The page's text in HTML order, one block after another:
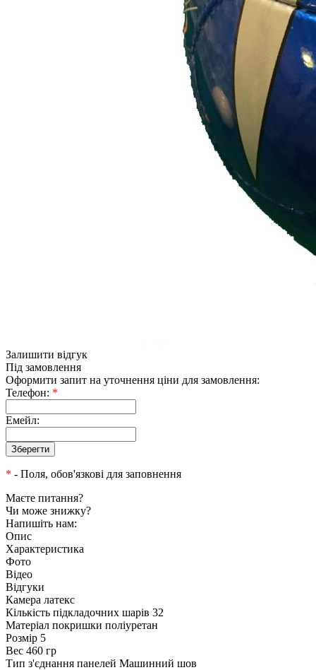
Залишити відгук
Під замовлення
Оформити запит на уточнення ціни для замовлення:
Телефон: *
Емейл:
* - Поля, обов'язкові для заповнення
Маєте питання?
Чи може знижку?
Напишіть нам:
Опис
Характеристика
Фото
Відео
Відгуки
Камера латекс
Кількість підкладочних шарів 32
Матеріал покришки поліуретан
Розмір 5
Вес 460 гр
Тип з'єднання панелей Машинний шов